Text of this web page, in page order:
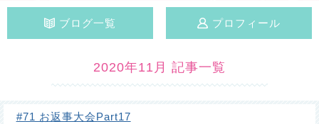
ブログ一覧 プロフィール
2020年11月 記事一覧
#71 お返事大会Part17